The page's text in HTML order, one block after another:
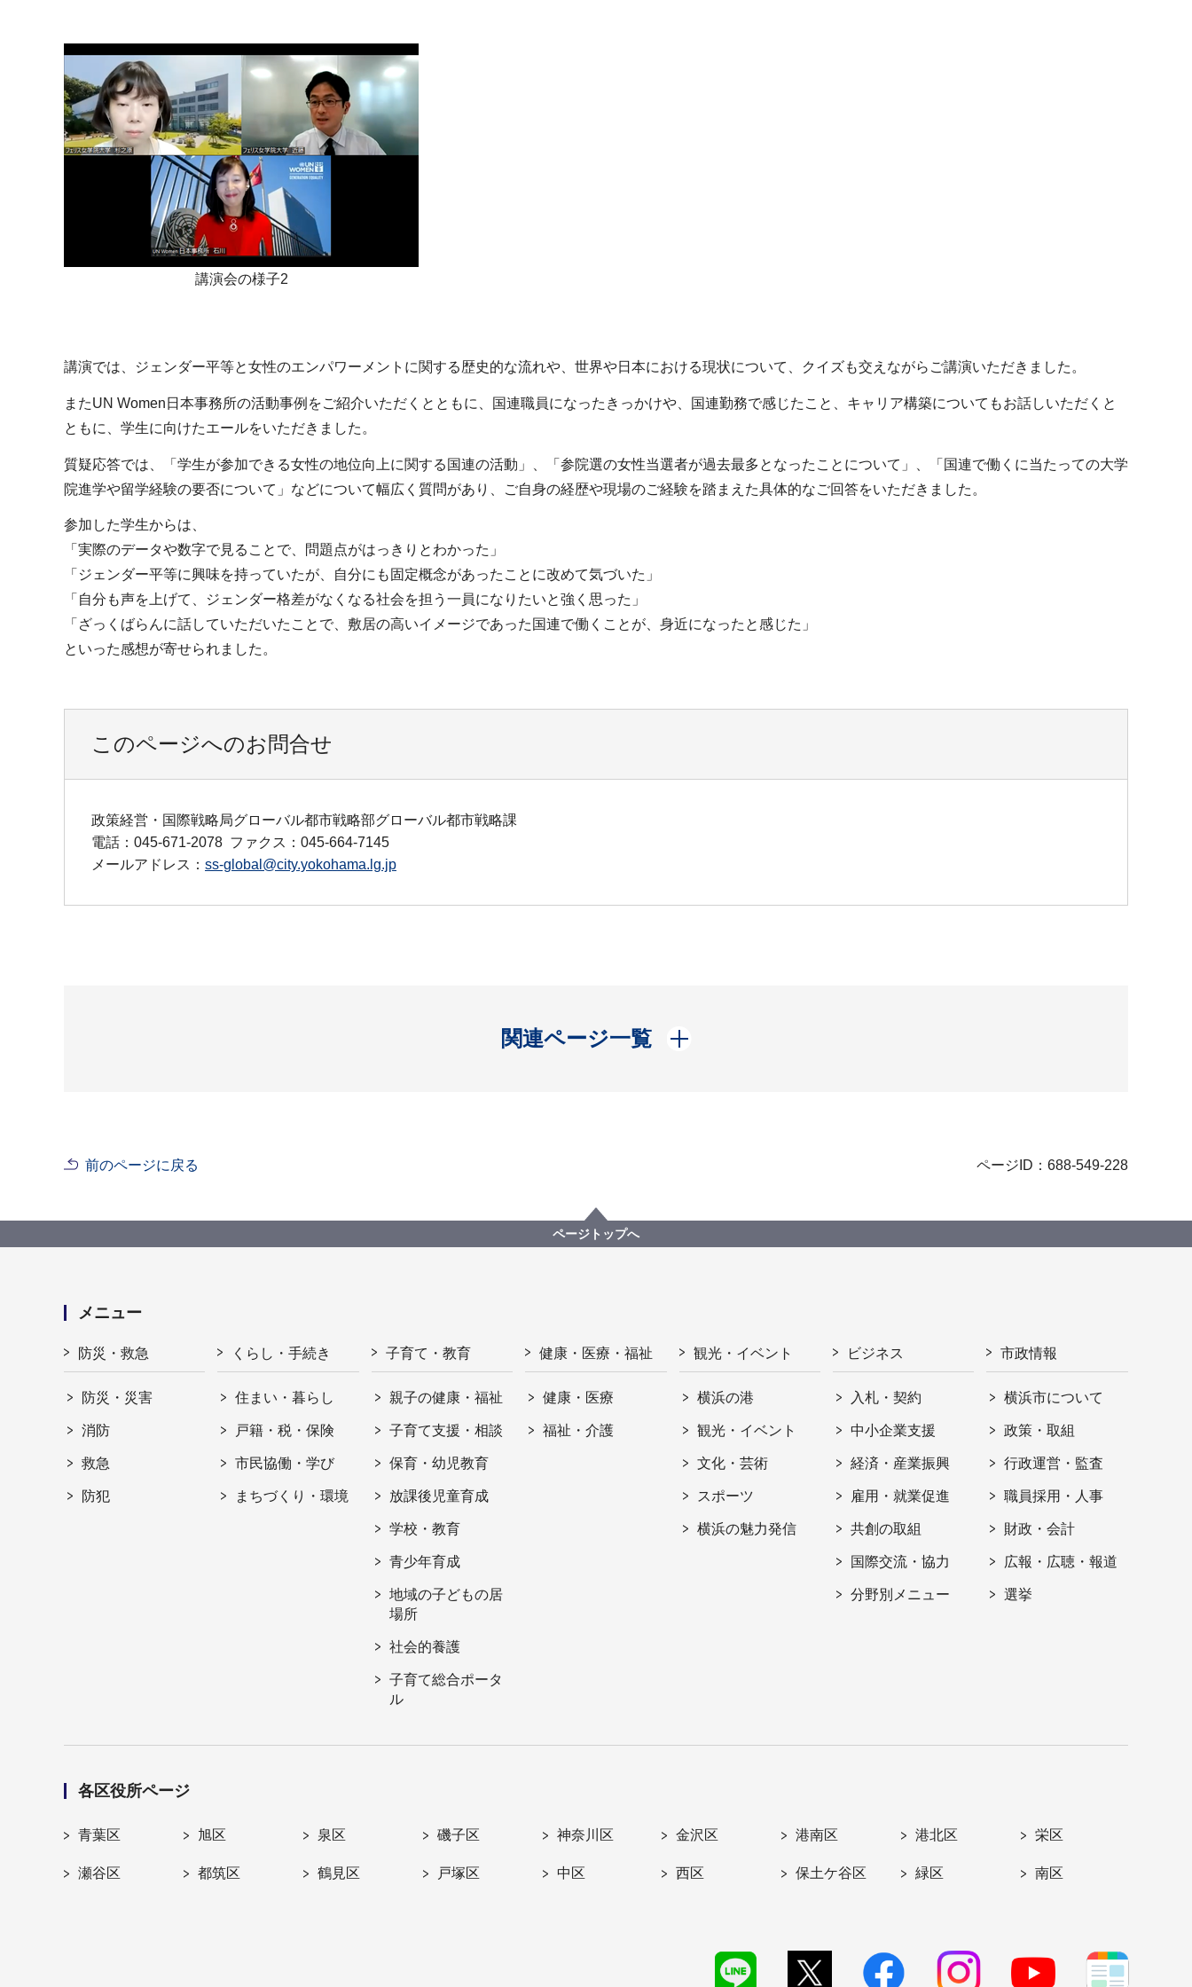
講演会の様子2
講演では、ジェンダー平等と女性のエンパワーメントに関する歴史的な流れや、世界や日本における現状について、クイズも交えながらご講演いただきました。
またUN Women日本事務所の活動事例をご紹介いただくとともに、国連職員になったきっかけや、国連勤務で感じたこと、キャリア構築についてもお話しいただくと
ともに、学生に向けたエールをいただきました。
質疑応答では、「学生が参加できる女性の地位向上に関する国連の活動」、「参院選の女性当選者が過去最多となったことについて」、「国連で働くに当たっての大学
院進学や留学経験の要否について」などについて幅広く質問があり、ご自身の経歴や現場のご経験を踏まえた具体的なご回答をいただきました。
参加した学生からは、
「実際のデータや数字で見ることで、問題点がはっきりとわかった」
「ジェンダー平等に興味を持っていたが、自分にも固定概念があったことに改めて気づいた」
「自分も声を上げて、ジェンダー格差がなくなる社会を担う一員になりたいと強く思った」
「ざっくばらんに話していただいたことで、敷居の高いイメージであった国連で働くことが、身近になったと感じた」
といった感想が寄せられました。
このページへのお問合せ
政策経営・国際戦略局グローバル都市戦略部グローバル都市戦略課
電話：045-671-2078 ファクス：045-664-7145
メールアドレス： ss-global@city.yokohama.lg.jp
関連ページ一覧
開く
前のページに戻る ページID：688-549-228
ページトップへ
メニュー
防災・救急
防災・災害
消防
救急
防犯
くらし・手続き
住まい・暮らし
戸籍・税・保険
市民協働・学び
まちづくり・環境
子育て・教育
親子の健康・福祉
子育て支援・相談
保育・幼児教育
放課後児童育成
学校・教育
青少年育成
地域の子どもの居
場所
社会的養護
子育て総合ポータ
ル
健康・医療・福祉
健康・医療
福祉・介護
観光・イベント
横浜の港
観光・イベント
文化・芸術
スポーツ
横浜の魅力発信
ビジネス
入札・契約
中小企業支援
経済・産業振興
雇用・就業促進
共創の取組
国際交流・協力
分野別メニュー
市政情報
横浜市について
政策・取組
行政運営・監査
職員採用・人事
財政・会計
広報・広聴・報道
選挙
各区役所ページ
青葉区 旭区 泉区 磯子区 神奈川区 金沢区 港南区 港北区 栄区
瀬谷区 都筑区 鶴見区 戸塚区 中区 西区 保土ケ谷区 緑区 南区